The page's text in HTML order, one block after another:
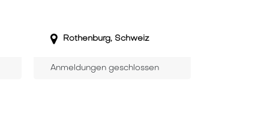
Rothenburg, Schweiz
Anmeldungen geschlossen